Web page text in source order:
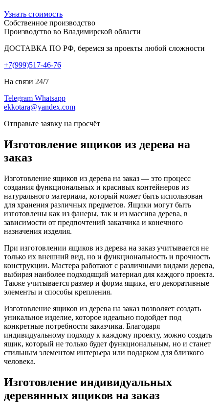
Узнать стоимость
Собственное производство
Производство во Владимирской области
ДОСТАВКА ПО РФ, беремся за проекты любой сложности
+7(999)517-46-76
На связи 24/7
Telegram Whatsapp
ekkotara@yandex.com
Отправьте заявку на просчёт
Изготовление ящиков из дерева на
заказ
Изготовление ящиков из дерева на заказ — это процесс
создания функциональных и красивых контейнеров из
натурального материала, который может быть использован
для хранения различных предметов. Ящики могут быть
изготовлены как из фанеры, так и из массива дерева, в
зависимости от предпочтений заказчика и конечного
назначения изделия.
При изготовлении ящиков из дерева на заказ учитывается не
только их внешний вид, но и функциональность и прочность
конструкции. Мастера работают с различными видами дерева,
выбирая наиболее подходящий материал для каждого проекта.
Также учитывается размер и форма ящика, его декоративные
элементы и способы крепления.
Изготовление ящиков из дерева на заказ позволяет создать
уникальное изделие, которое идеально подойдет под
конкретные потребности заказчика. Благодаря
индивидуальному подходу к каждому проекту, можно создать
ящик, который не только будет функциональным, но и станет
стильным элементом интерьера или подарком для близкого
человека.
Изготовление индивидуальных
деревянных ящиков на заказ